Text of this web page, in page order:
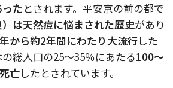
たとされます。平安京の前の都で
は天然痘に悩まされた歴史があり
から約2年間にわたり大流行した
総人口の25～35％にあたる100～
亡したとされています。